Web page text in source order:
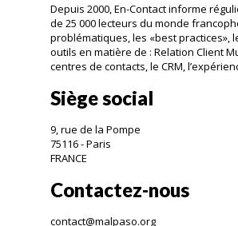
Depuis 2000, En-Contact informe
de 25 000 lecteurs du monde
problématiques, les «best practices»,
outils en matière de : Relation Client
centres de contacts, le CRM,
Siège social
9, rue de la Pompe
75116 - Paris
FRANCE
Contactez-nous
contact@malpaso.org